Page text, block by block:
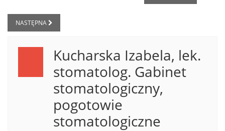
NASTĘPNA
Kucharska Izabela, lek.
stomatolog. Gabinet
stomatologiczny,
pogotowie
stomatologiczne